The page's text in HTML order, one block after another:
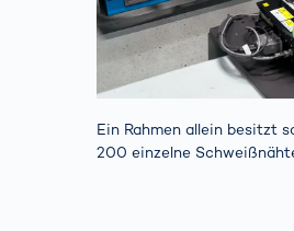
Ein Rahmen allein besitzt
200 einzelne